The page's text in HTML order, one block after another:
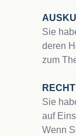
Sie
deren
zum
Sie
auf
Wenn